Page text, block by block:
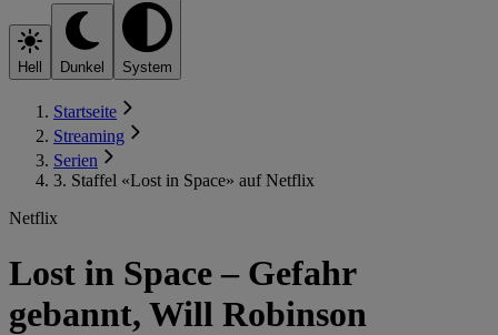
Hell Dunkel System
Startseite
Streaming
Serien
3. Staffel «Lost in Space» auf Netflix
Netflix
Lost in Space – Gefahr
gebannt, Will Robinson